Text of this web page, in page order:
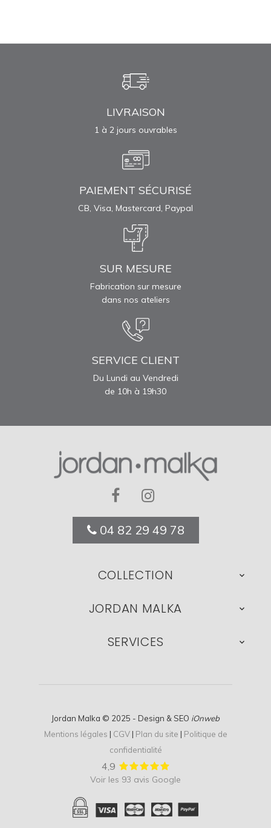
LIVRAISON
1 à 2 jours ouvrables
PAIEMENT SÉCURISÉ
CB, Visa, Mastercard, Paypal
SUR MESURE
Fabrication sur mesure
dans nos ateliers
SERVICE CLIENT
Du Lundi au Vendredi
de 10h à 19h30
04 82 29 49 78
COLLECTION 
JORDAN MALKA 
SERVICES 
Jordan Malka © 2025 - Design & SEO iOnweb
Mentions légales | CGV| Plan du site | Politique de
confidentialité
4,9
Voir les 93 avis Google